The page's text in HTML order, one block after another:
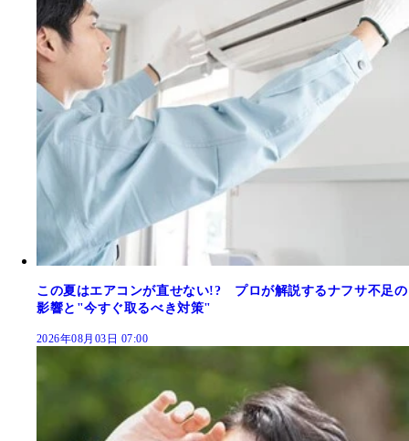
この夏はエアコンが直せない!? プロが解説するナフサ不足の
影響と"今すぐ取るべき対策"
2026年08月03日 07:00